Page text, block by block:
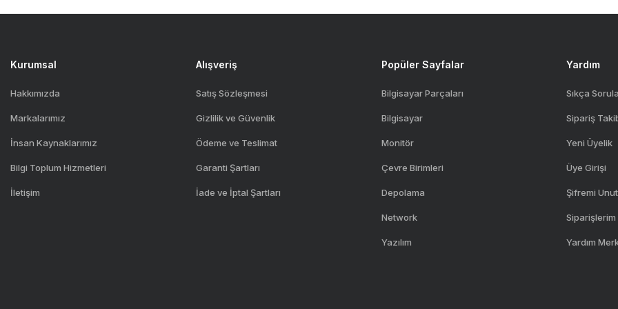
Kurumsal
Hakkımızda
Markalarımız
İnsan Kaynaklarımız
Bilgi Toplum Hizmetleri
İletişim
Alışveriş
Satış Sözleşmesi
Gizlilik ve Güvenlik
Ödeme ve Teslimat
Garanti Şartları
İade ve İptal Şartları
Popüler Sayfalar
Bilgisayar Parçaları
Bilgisayar
Monitör
Çevre Birimleri
Depolama
Network
Yazılım
Yardım
Sıkça
Sipariş
Yeni Üyelik
Üye Girişi
Şifremi
Siparişlerim
Yardım